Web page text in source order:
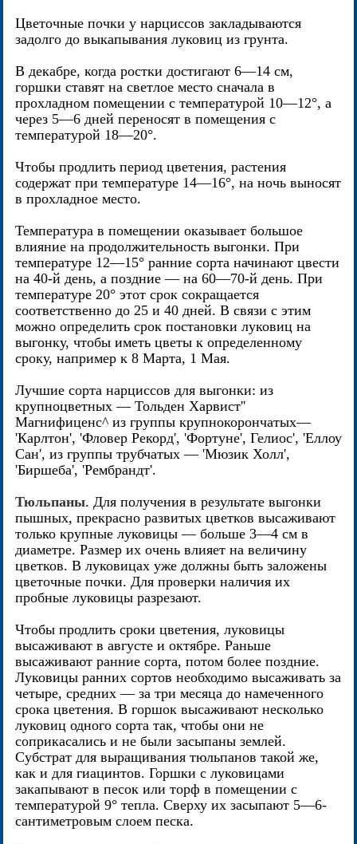
Цветочные почки у нарциссов закладываются
задолго до выкапывания луковиц из грунта.
В декабре, когда ростки достигают 6—14 см,
горшки ставят на светлое место сначала в
прохладном помещении с температурой 10—12°, а
через 5—6 дней переносят в помещения с
температурой 18—20°.
Чтобы продлить период цветения, растения
содержат при температуре 14—16°, на ночь выносят
в прохладное место.
Температура в помещении оказывает большое
влияние на продолжительность выгонки. При
температуре 12—15° ранние сорта начинают цвести
на 40-й день, а поздние — на 60—70-й день. При
температуре 20° этот срок сокращается
соответственно до 25 и 40 дней. В связи с этим
можно определить срок постановки луковиц на
выгонку, чтобы иметь цветы к определенному
сроку, например к 8 Марта, 1 Мая.
Лучшие сорта нарциссов для выгонки: из
крупноцветных — Тольден Харвист''
Магнифиценс^ из группы крупнокорончатых—
'Карлтон', 'Фловер Рекорд', 'Фортуне', Гелиос', 'Еллоу
Сан', из группы трубчатых — 'Мюзик Холл',
'Биршеба', 'Рембрандт'.
Тюльпаны. Для получения в результате выгонки
пышных, прекрасно развитых цветков высаживают
только крупные луковицы — больше 3—4 см в
диаметре. Размер их очень влияет на величину
цветков. В луковицах уже должны быть заложены
цветочные почки. Для проверки наличия их
пробные луковицы разрезают.
Чтобы продлить сроки цветения, луковицы
высаживают в августе и октябре. Раньше
высаживают ранние сорта, потом более поздние.
Луковицы ранних сортов необходимо высаживать за
четыре, средних — за три месяца до намеченного
срока цветения. В горшок высаживают несколько
луковиц одного сорта так, чтобы они не
соприкасались и не были засыпаны землей.
Субстрат для выращивания тюльпанов такой же,
как и для гиацинтов. Горшки с луковицами
закапывают в песок или торф в помещении с
температурой 9° тепла. Сверху их засыпают 5—6-
сантиметровым слоем песка.